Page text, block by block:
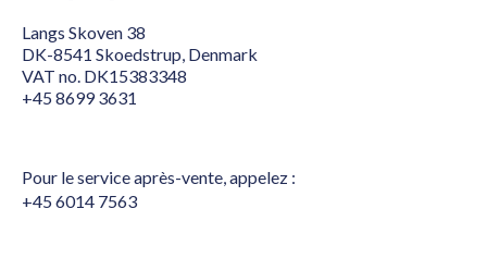
Langs Skoven 38
DK-8541 Skoedstrup, Denmark
VAT no. DK15383348
+45 8699 3631
Pour le service après-vente, appelez :
+45 6014 7563